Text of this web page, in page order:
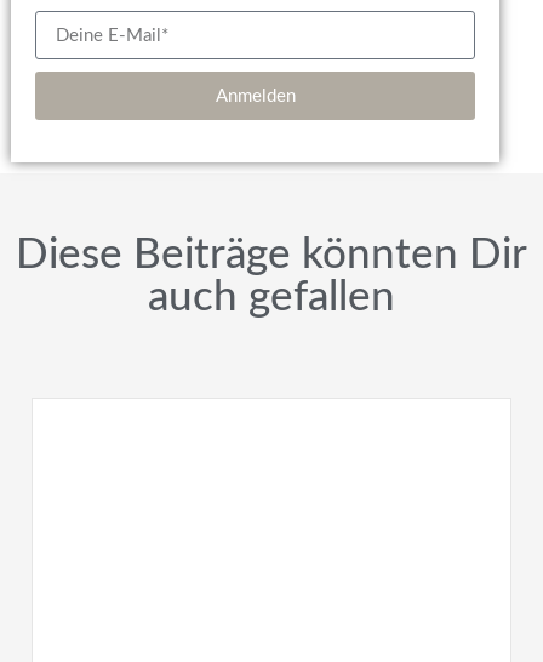
Anmelden
Diese Beiträge könnten Dir
auch gefallen